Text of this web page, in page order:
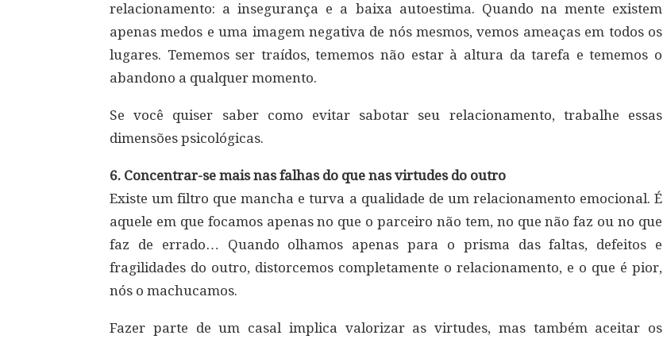
relacionamento: a insegurança e a baixa autoestima. Quando na mente existem
apenas medos e uma imagem negativa de nós mesmos, vemos ameaças em todos os
lugares. Tememos ser traídos, tememos não estar à altura da tarefa e tememos o
abandono a qualquer momento.
Se você quiser saber como evitar sabotar seu relacionamento, trabalhe essas
dimensões psicológicas.
6. Concentrar-se mais nas falhas do que nas virtudes do outro
Existe um filtro que mancha e turva a qualidade de um relacionamento emocional. É
aquele em que focamos apenas no que o parceiro não tem, no que não faz ou no que
faz de errado… Quando olhamos apenas para o prisma das faltas, defeitos e
fragilidades do outro, distorcemos completamente o relacionamento, e o que é pior,
nós o machucamos.
Fazer parte de um casal implica valorizar as virtudes, mas também aceitar os